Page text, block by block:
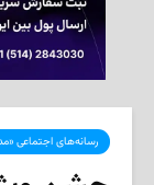
رسانه‌های اجتماعی